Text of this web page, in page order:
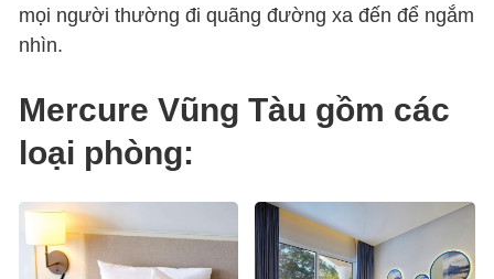
mọi người thường đi quãng đường xa đến để ngắm
nhìn.
Mercure Vũng Tàu gồm các
loại phòng: